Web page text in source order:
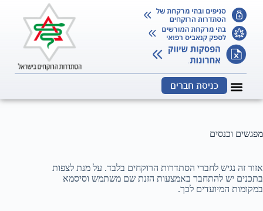
כניסת חברים
מפגשים וכנסים
אזור זה נגיש לחברי הסתדרות הרוקחים בלבד. על מנת לצפות
בתכנים יש להתחבר באמצעות הזנת שם משתמש וסיסמא
במקומות המיועדים לכך.